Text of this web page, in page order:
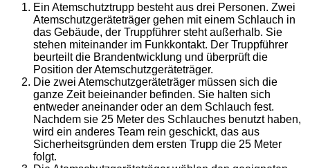
Ein Atemschutztrupp besteht aus drei Personen. Zwei
Atemschutzgeräteträger gehen mit einem Schlauch in
das Gebäude, der Truppführer steht außerhalb. Sie
stehen miteinander im Funkkontakt. Der Truppführer
beurteilt die Brandentwicklung und überprüft die
Position der Atemschutzgeräteträger.
Die zwei Atemschutzgeräteträger müssen sich die
ganze Zeit beieinander befinden. Sie halten sich
entweder aneinander oder an dem Schlauch fest.
Nachdem sie 25 Meter des Schlauches benutzt haben,
wird ein anderes Team rein geschickt, das aus
Sicherheitsgründen dem ersten Trupp die 25 Meter
folgt.